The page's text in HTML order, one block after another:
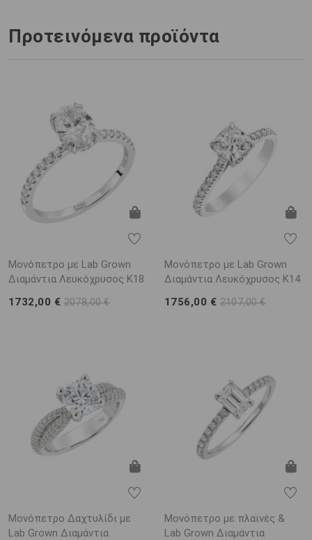
Προτεινόμενα προϊόντα
Μονόπετρο με Lab Grown
Διαμάντια Λευκόχρυσος K18
1732,00 € 2078,00 €
Μονόπετρο με Lab Grown
Διαμάντια Λευκόχρυσος K14
1756,00 € 2107,00 €
Μονόπετρο Δαχτυλίδι με
Lab Grown Διαμάντια
Μονόπετρο με πλαϊνές &
Lab Grown Διαμάντια